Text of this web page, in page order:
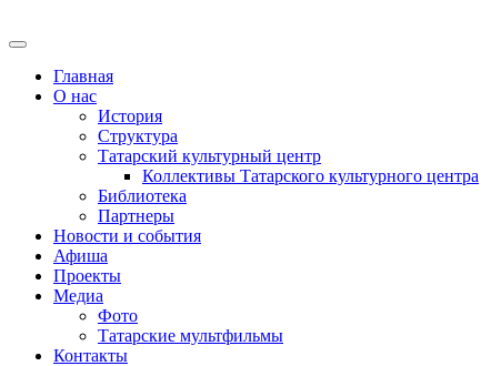
Главная
О нас
История
Структура
Татарский культурный центр
Коллективы Татарского культурного центра
Библиотека
Партнеры
Новости и события
Афиша
Проекты
Медиа
Фото
Татарские мультфильмы
Контакты